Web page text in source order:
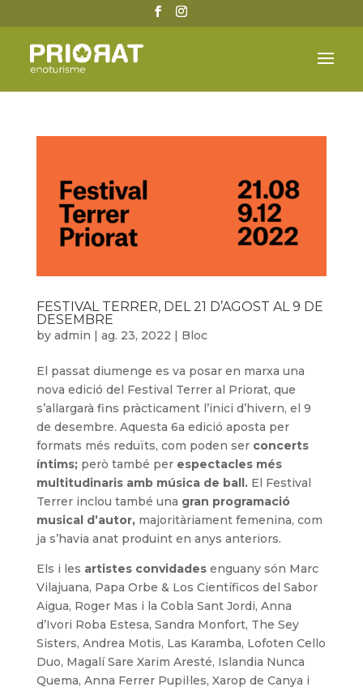
FESTIVAL TERRER, DEL 21 D’AGOST AL 9 DE
DESEMBRE
by admin | ag. 23, 2022 | Bloc
El passat diumenge es va posar en marxa una
nova edició del Festival Terrer al Priorat, que
s’allargarà fins pràcticament l’inici d’hivern, el 9
de desembre. Aquesta 6a edició aposta per
formats més reduïts, com poden ser concerts
íntims;però també per espectacles més
multitudinaris amb música de ball.El Festival
Terrer inclou també una gran programació
musical d’autor,majoritàriament femenina, com
ja s’havia anat produint en anys anteriors.
Els i les artistes convidadesenguany són Marc
Vilajuana, Papa Orbe & Los Científicos del Sabor
Aigua, Roger Mas i la Cobla Sant Jordi, Anna
d’Ivori Roba Estesa, Sandra Monfort, The Sey
Sisters, Andrea Motis, Las Karamba, Lofoten Cello
Duo, Magalí Sare Xarim Aresté, Islandia Nunca
Quema, Anna Ferrer Pupil·les, Xarop de Canya i